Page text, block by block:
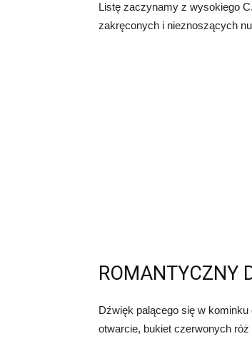
Listę zaczynamy z wysokiego
zakręconych i nieznoszących
ROMANTYCZNY
Dźwięk palącego się w
otwarcie, bukiet czerwonych